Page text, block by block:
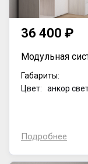
36 400 ₽
Модульная
Габариты:
Цвет: анкор
Подробнее